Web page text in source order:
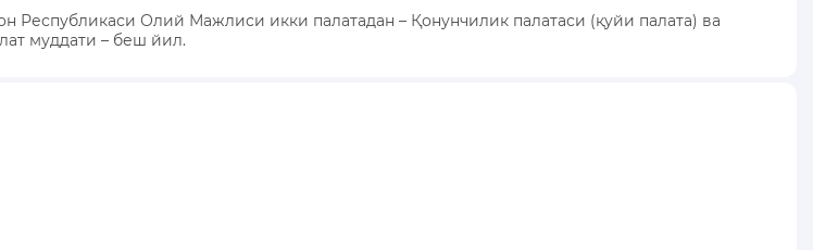
Республикаси Олий Мажлиси икки палатадан – Қонунчилик палатаси (қуйи палата) ва
муддати – беш йил.